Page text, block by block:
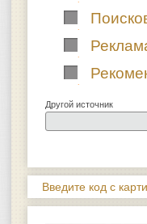
Другой источник
Введите код с